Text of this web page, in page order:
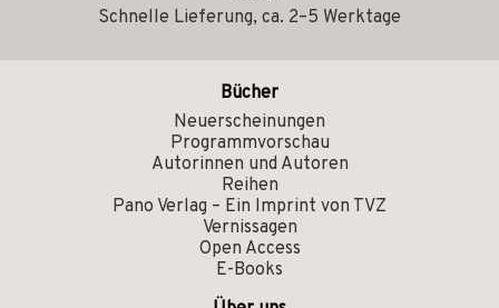
Schnelle Lieferung, ca. 2–5 Werktage
Bücher
Neuerscheinungen
Programmvorschau
Autorinnen und Autoren
Reihen
Pano Verlag – Ein Imprint von TVZ
Vernissagen
Open Access
E-Books